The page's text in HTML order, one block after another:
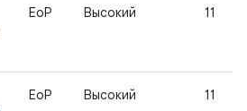
EoP Высокий 11
EoP Высокий 11